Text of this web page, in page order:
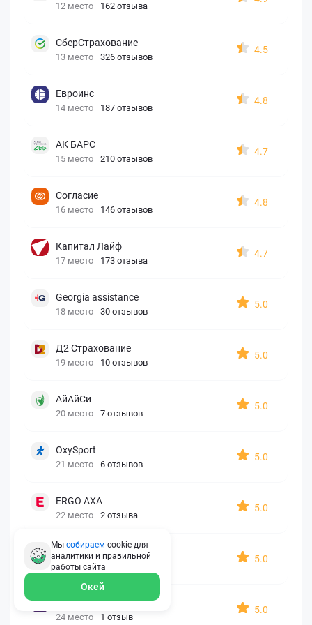
12 место 162 отзыва
СберСтрахование
13 место 326 отзывов
4.5
Евроинс
14 место 187 отзывов
4.8
АК БАРС
15 место 210 отзывов
4.7
Согласие
16 место 146 отзывов
4.8
Капитал Лайф
17 место 173 отзыва
4.7
Georgia assistance
18 место 30 отзывов
5.0
Д2 Страхование
19 место 10 отзывов
5.0
АйАйСи
20 место 7 отзывов
5.0
OxySport
21 место 6 отзывов
5.0
ERGO AXA
22 место 2 отзыва
5.0
Oxy Travel Premium
23 место 1 отзыв
5.0
УралСиб
24 место 1 отзыв
5.0
Мы собираем cookie для
аналитики и правильной
работы сайта
Окей